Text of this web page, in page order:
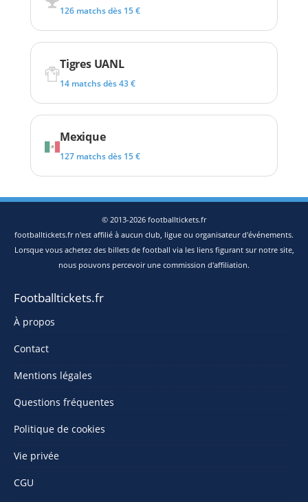
126 matchs dès 15 €
Tigres UANL
14 matchs dès 43 €
Mexique
127 matchs dès 15 €
© 2013-2026 footballtickets.fr
footballtickets.fr n'est affilié à aucun club, ligue ou organisateur d'événements.
Lorsque vous achetez des billets de football via les liens figurant sur notre site,
nous pouvons percevoir une commission d'affiliation.
Footballtickets.fr
À propos
Contact
Mentions légales
Questions fréquentes
Politique de cookies
Vie privée
CGU